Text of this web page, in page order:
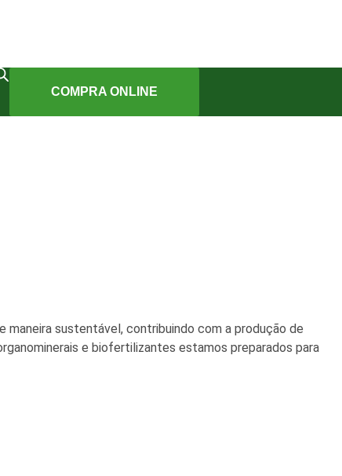
COMPRA ONLINE
sustentável, contribuindo com a produção de
e biofertilizantes estamos preparados para